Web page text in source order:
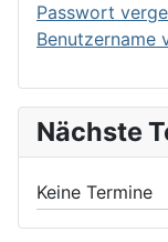
Passwort
Benutzername
Nächste
Keine Termine